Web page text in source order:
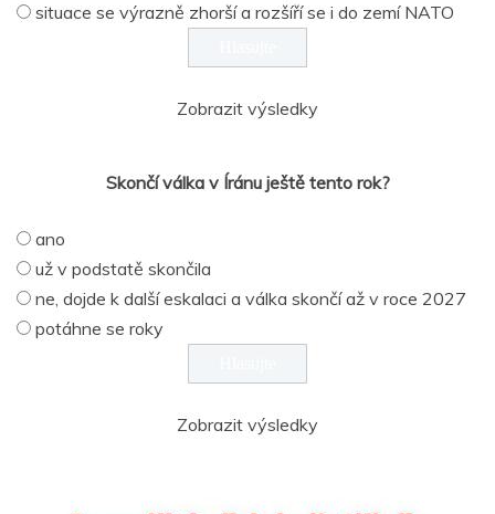
situace se výrazně zhorší a rozšíří se i do zemí NATO
Zobrazit výsledky
Skončí válka v Íránu ještě tento rok?
ano
už v podstatě skončila
ne, dojde k další eskalaci a válka skončí až v roce 2027
potáhne se roky
Zobrazit výsledky